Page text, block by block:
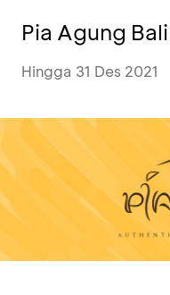
Pia Agung
Hingga 31 Des 2021